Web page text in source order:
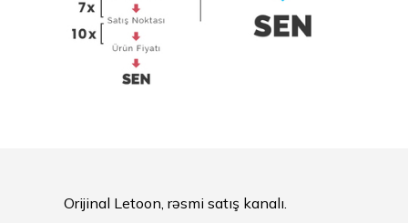
Orijinal Letoon, rəsmi satış kanalı.